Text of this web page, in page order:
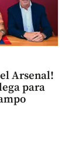
Arsenal!
para